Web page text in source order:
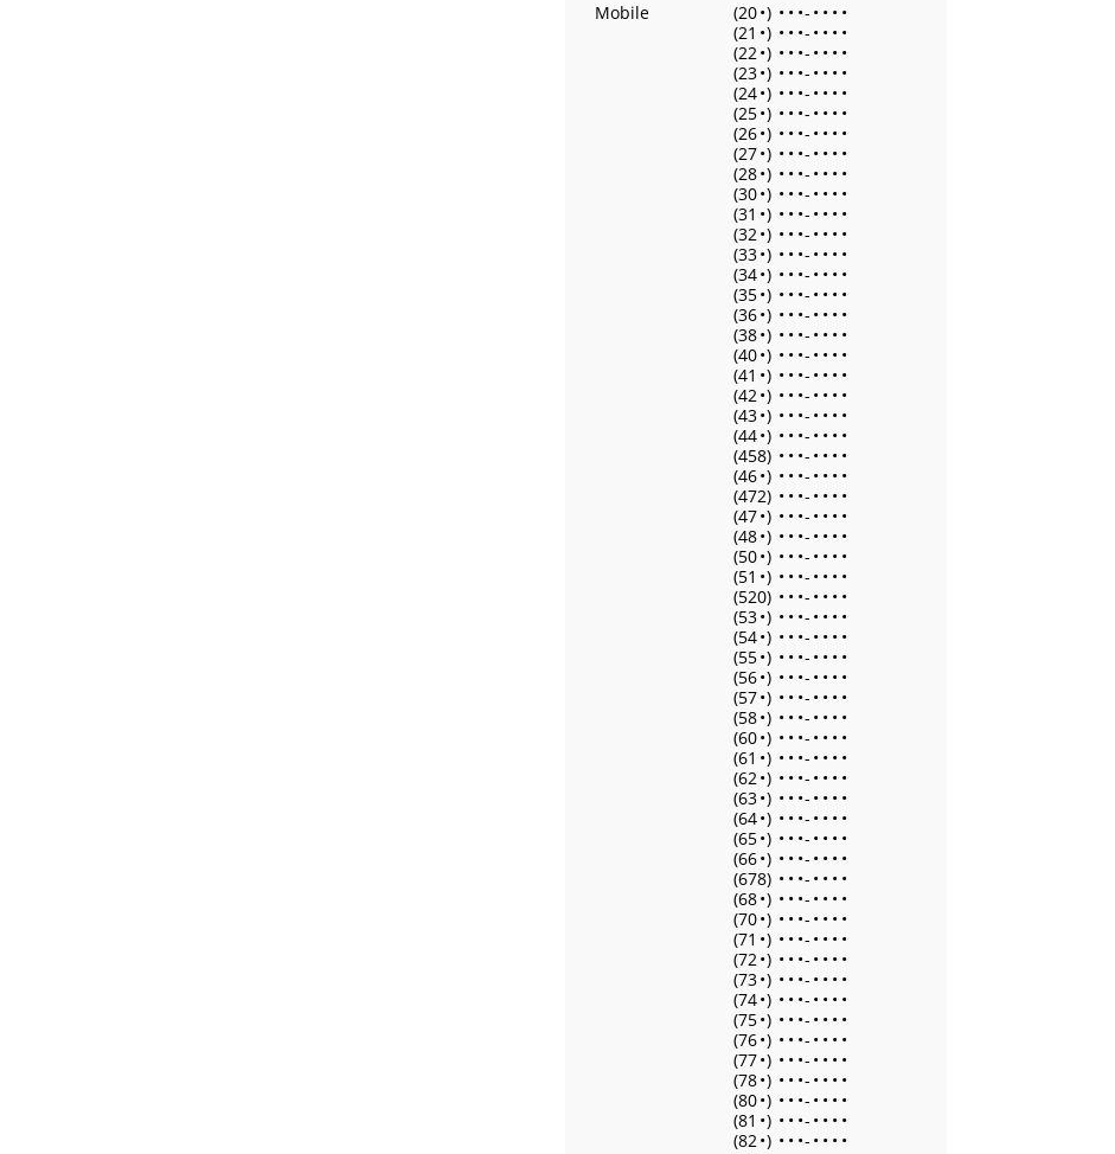
Mobile
(20•) • • •- • • • •
(21 •) • • •- • • • •
(22•) • • •- • • • •
(23•) • • •- • • • •
(24•) • • •- • • • •
(25•) • • •- • • • •
(26•) • • •- • • • •
(27•) • • •- • • • •
(28•) • • •- • • • •
(30•) • • •- • • • •
(31 •) • • •- • • • •
(32•) • • •- • • • •
(33•) • • •- • • • •
(34•) • • •- • • • •
(35•) • • •- • • • •
(36•) • • •- • • • •
(38•) • • •- • • • •
(40•) • • •- • • • •
(41 •) • • •- • • • •
(42•) • • •- • • • •
(43•) • • •- • • • •
(44•) • • •- • • • •
(458) • • •- • • • •
(46•) • • •- • • • •
(472) • • •- • • • •
(47•) • • •- • • • •
(48•) • • •- • • • •
(50•) • • •- • • • •
(51 •) • • •- • • • •
(520) • • •- • • • •
(53•) • • •- • • • •
(54•) • • •- • • • •
(55•) • • •- • • • •
(56•) • • •- • • • •
(57•) • • •- • • • •
(58•) • • •- • • • •
(60•) • • •- • • • •
(61 •) • • •- • • • •
(62•) • • •- • • • •
(63•) • • •- • • • •
(64•) • • •- • • • •
(65•) • • •- • • • •
(66•) • • •- • • • •
(678) • • •- • • • •
(68•) • • •- • • • •
(70•) • • •- • • • •
(71 •) • • •- • • • •
(72•) • • •- • • • •
(73•) • • •- • • • •
(74•) • • •- • • • •
(75•) • • •- • • • •
(76•) • • •- • • • •
(77•) • • •- • • • •
(78•) • • •- • • • •
(80•) • • •- • • • •
(81 •) • • •- • • • •
(82•) • • •- • • • •